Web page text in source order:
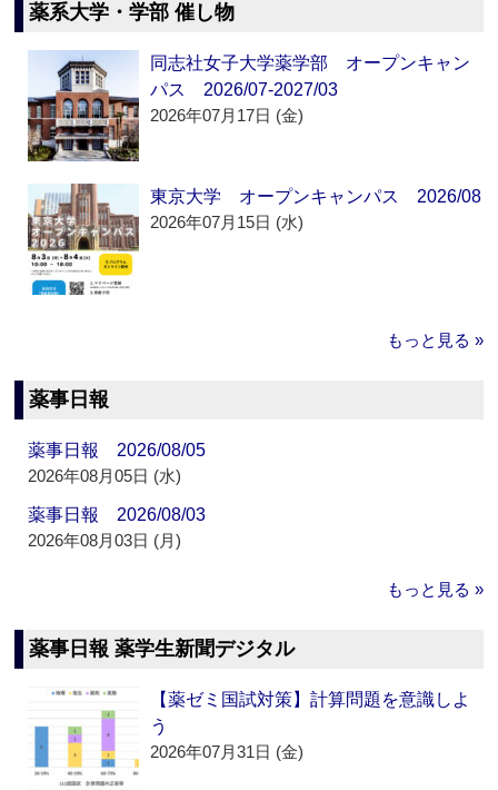
薬系大学・学部 催し物
同志社女子大学薬学部 オープンキャン
パス 2026/07-2027/03
2026年07月17日 (金)
東京大学 オープンキャンパス 2026/08
2026年07月15日 (水)
もっと見る »
薬事日報
薬事日報 2026/08/05
2026年08月05日 (水)
薬事日報 2026/08/03
2026年08月03日 (月)
もっと見る »
薬事日報 薬学生新聞デジタル
【薬ゼミ国試対策】計算問題を意識しよ
う
2026年07月31日 (金)